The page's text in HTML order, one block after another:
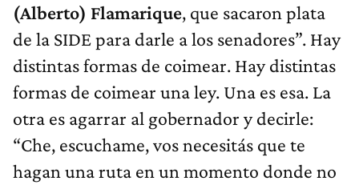
(Alberto) Flamarique, que sacaron plata
de la SIDE para darle a los senadores”. Hay
distintas formas de coimear. Hay distintas
formas de coimear una ley. Una es esa. La
otra es agarrar al gobernador y decirle:
“Che, escuchame, vos necesitás que te
hagan una ruta en un momento donde no